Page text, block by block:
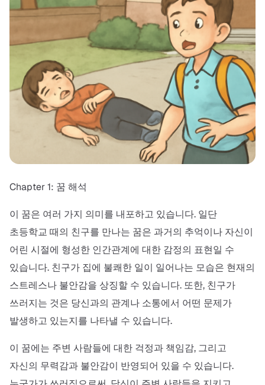
Chapter 1: 꿈 해석
이 꿈은 여러 가지 의미를 내포하고 있습니다. 일단
초등학교 때의 친구를 만나는 꿈은 과거의 추억이나 자신이
어린 시절에 형성한 인간관계에 대한 감정의 표현일 수
있습니다. 친구가 집에 불쾌한 일이 일어나는 모습은 현재의
스트레스나 불안감을 상징할 수 있습니다. 또한, 친구가
쓰러지는 것은 당신과의 관계나 소통에서 어떤 문제가
발생하고 있는지를 나타낼 수 있습니다.
이 꿈에는 주변 사람들에 대한 걱정과 책임감, 그리고
자신의 무력감과 불안감이 반영되어 있을 수 있습니다.